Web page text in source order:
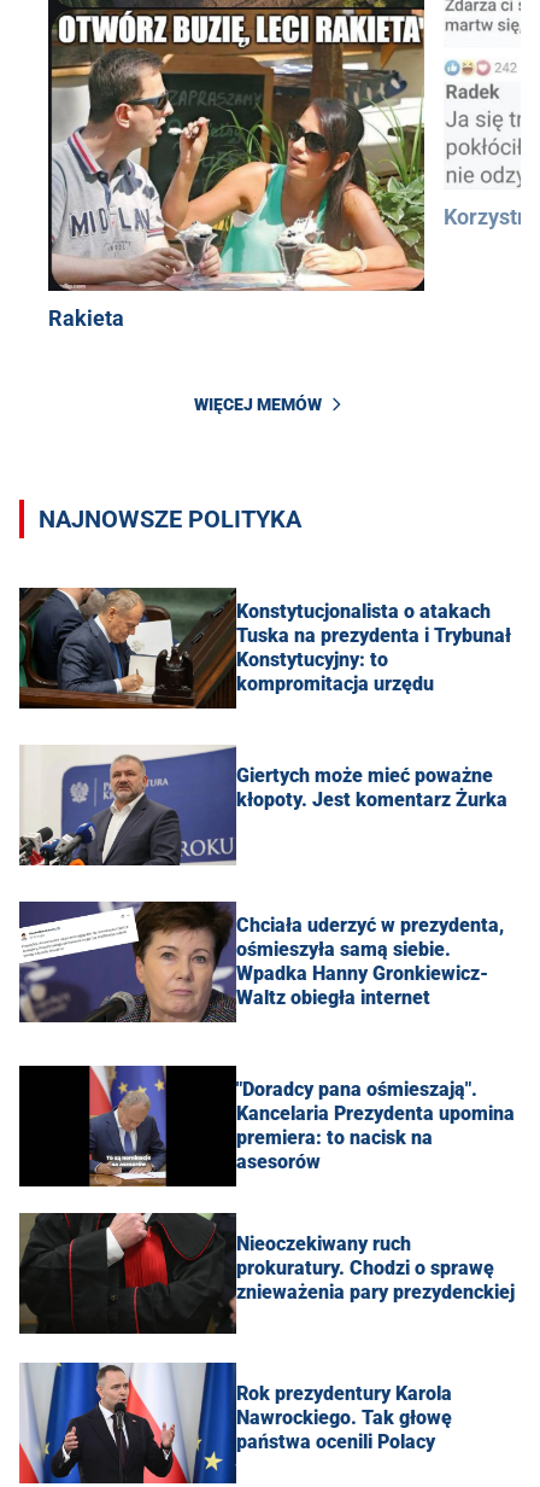
Rakieta
WIĘCEJ MEMÓW
NAJNOWSZE POLITYKA
Konstytucjonalista o atakach
Tuska na prezydenta i Trybunał
Konstytucyjny: to
kompromitacja urzędu
Giertych może mieć poważne
kłopoty. Jest komentarz Żurka
Chciała uderzyć w prezydenta,
ośmieszyła samą siebie.
Wpadka Hanny Gronkiewicz-
Waltz obiegła internet
"Doradcy pana ośmieszają".
Kancelaria Prezydenta upomina
premiera: to nacisk na
asesorów
Nieoczekiwany ruch
prokuratury. Chodzi o sprawę
znieważenia pary prezydenckiej
Rok prezydentury Karola
Nawrockiego. Tak głowę
państwa ocenili Polacy